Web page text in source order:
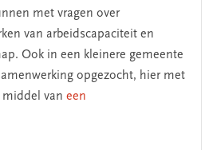
met vragen over
van arbeidscapaciteit en
Ook in een kleinere gemeente
opgezocht, hier met
van een